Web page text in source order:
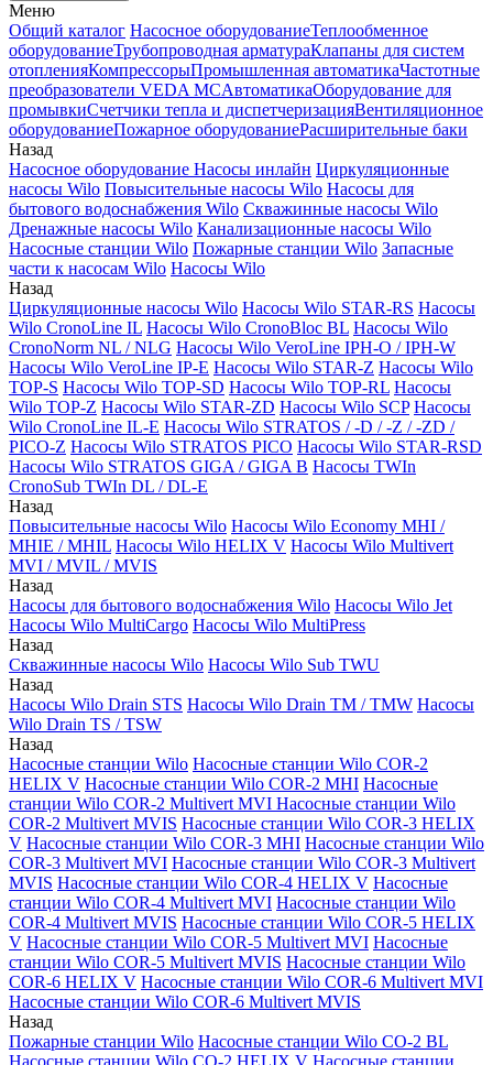
Меню
Общий каталог Насосное оборудованиеТеплообменное
оборудованиеТрубопроводная арматураКлапаны для систем
отопленияКомпрессорыПромышленная автоматикаЧастотные
преобразователи VEDA MCАвтоматикаОборудование для
промывкиСчетчики тепла и диспетчеризацияВентиляционное
оборудованиеПожарное оборудованиеРасширительные баки
Назад
Насосное оборудование Насосы инлайн Циркуляционные
насосы Wilo Повысительные насосы Wilo Насосы для
бытового водоснабжения Wilo Скважинные насосы Wilo
Дренажные насосы Wilo Канализационные насосы Wilo
Насосные станции Wilo Пожарные станции Wilo Запасные
части к насосам Wilo Насосы Wilo
Назад
Циркуляционные насосы Wilo Насосы Wilo STAR-RS Насосы
Wilo CronoLine IL Насосы Wilo CronoBloc BL Насосы Wilo
CronoNorm NL / NLG Насосы Wilo VeroLine IPH-O / IPH-W
Насосы Wilo VeroLine IP-E Насосы Wilo STAR-Z Насосы Wilo
TOP-S Насосы Wilo TOP-SD Насосы Wilo TOP-RL Насосы
Wilo TOP-Z Насосы Wilo STAR-ZD Насосы Wilo SCP Насосы
Wilo CronoLine IL-E Насосы Wilo STRATOS / -D / -Z / -ZD /
PICO-Z Насосы Wilo STRATOS PICO Насосы Wilo STAR-RSD
Насосы Wilo STRATOS GIGA / GIGA B Насосы TWIn
CronoSub TWIn DL / DL-E
Назад
Повысительные насосы Wilo Насосы Wilo Economy MHI /
MHIE / MHIL Насосы Wilo HELIX V Насосы Wilo Multivert
MVI / MVIL / MVIS
Назад
Насосы для бытового водоснабжения Wilo Насосы Wilo Jet
Насосы Wilo MultiCargo Насосы Wilo MultiPress
Назад
Скважинные насосы Wilo Насосы Wilo Sub TWU
Назад
Насосы Wilo Drain STS Насосы Wilo Drain TM / TMW Насосы
Wilo Drain TS / TSW
Назад
Насосные станции Wilo Насосные станции Wilo COR-2
HELIX V Насосные станции Wilo COR-2 MHI Насосные
станции Wilo COR-2 Multivert MVI Насосные станции Wilo
COR-2 Multivert MVIS Насосные станции Wilo COR-3 HELIX
V Насосные станции Wilo COR-3 MHI Насосные станции Wilo
COR-3 Multivert MVI Насосные станции Wilo COR-3 Multivert
MVIS Насосные станции Wilo COR-4 HELIX V Насосные
станции Wilo COR-4 Multivert MVI Насосные станции Wilo
COR-4 Multivert MVIS Насосные станции Wilo COR-5 HELIX
V Насосные станции Wilo COR-5 Multivert MVI Насосные
станции Wilo COR-5 Multivert MVIS Насосные станции Wilo
COR-6 HELIX V Насосные станции Wilo COR-6 Multivert MVI
Насосные станции Wilo COR-6 Multivert MVIS
Назад
Пожарные станции Wilo Насосные станции Wilo CO-2 BL
Насосные станции Wilo CO-2 HELIX V Насосные станции